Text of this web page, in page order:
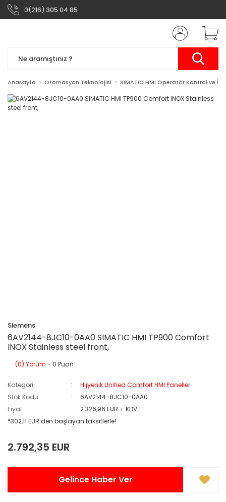
0(216) 305 04 85
Anasayfa Otomasyon Teknolojisi SIMATIC HMI Operatör Kontrol ve
Siemens
6AV2144-8JC10-0AA0 SIMATIC HMI TP900 Comfort
INOX Stainless steel front,
(0) Yorum - 0 Puan
Kategori
Hijyenik Unified Comfort HMI Paneller
Stok Kodu
6AV2144-8JC10-0AA0
Fiyat
2.326,96 EUR + KDV
*302,11 EUR den başlayan taksitlerle!
2.792,35 EUR
Gelince Haber Ver